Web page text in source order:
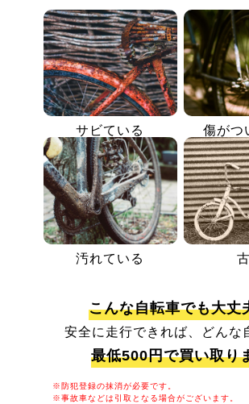
サビている 傷がつ
汚れている
こんな自転車でも大丈
安全に走行できれば、どんな
最低500円で買い取り
※防犯登録の抹消が必要です。
※事故車などは引取となる場合がございます。